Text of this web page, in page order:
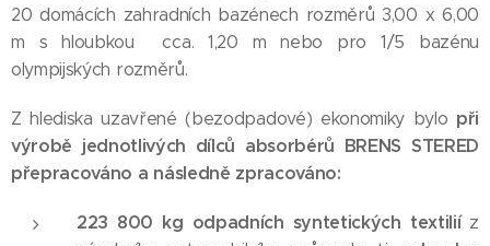
20 domácích zahradních bazénech rozměrů 3,00 x 6,00
m s hloubkou cca. 1,20 m nebo pro 1/5 bazénu
olympijských rozměrů.
Z hlediska uzavřené (bezodpadové) ekonomiky bylo při
výrobě jednotlivých dílců absorbérů BRENS STERED
přepracováno a následně zpracováno:
223 800 kg odpadních syntetických textiliíz